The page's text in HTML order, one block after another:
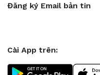
Đăng ký Email bản tin
Cài App trên: